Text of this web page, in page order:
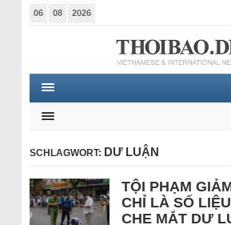
06 08 2026
SCHLAGWORT: DƯ LUẬN
TỘI PHẠM
CHỈ LÀ SỐ
CHE MẮT DƯ